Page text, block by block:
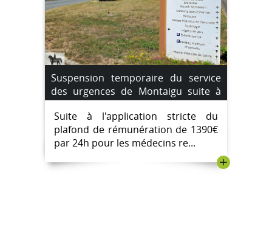
Suspension temporaire du service
des urgences de Montaigu suite à
une pénurie de médecins
remplaçants. du 4 août au 7 août
2023.
Suite à l'application stricte du
plafond de rémunération de 1390€
par 24h pour les médecins re...
+